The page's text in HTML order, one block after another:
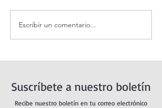
Evangelio de hoy Sábado 8
agosto 2026. Dios jamás
Escribir un comentario...
Suscríbete a nuestro boletín
Recibe nuestro boletín en tu correo electrónico